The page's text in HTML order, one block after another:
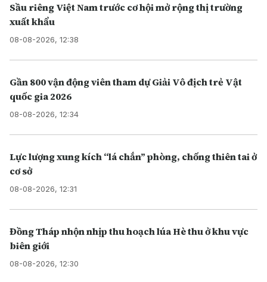
Sầu riêng Việt Nam trước cơ hội mở rộng thị trường
xuất khẩu
08-08-2026, 12:38
Gần 800 vận động viên tham dự Giải Vô địch trẻ Vật
quốc gia 2026
08-08-2026, 12:34
Lực lượng xung kích “lá chắn” phòng, chống thiên tai ở
cơ sở
08-08-2026, 12:31
Đồng Tháp nhộn nhịp thu hoạch lúa Hè thu ở khu vực
biên giới
08-08-2026, 12:30